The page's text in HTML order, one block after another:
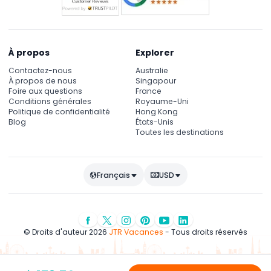
À propos
Contactez-nous
À propos de nous
Foire aux questions
Conditions générales
Politique de confidentialité
Blog
Explorer
Australie
Singapour
France
Royaume-Uni
Hong Kong
États-Unis
Toutes les destinations
Français USD
© Droits d'auteur 2026 JTR Vacances - Tous droits réservés